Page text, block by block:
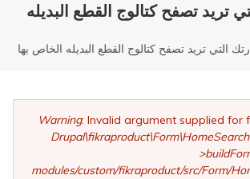
تريد تصفح كتالوج القطع البديله
التي تريد تصفح كتالوج القطع البديله الخاص بها
Warning: Invalid argument supplied for
modules/custom/fikraproduct/src/Form/